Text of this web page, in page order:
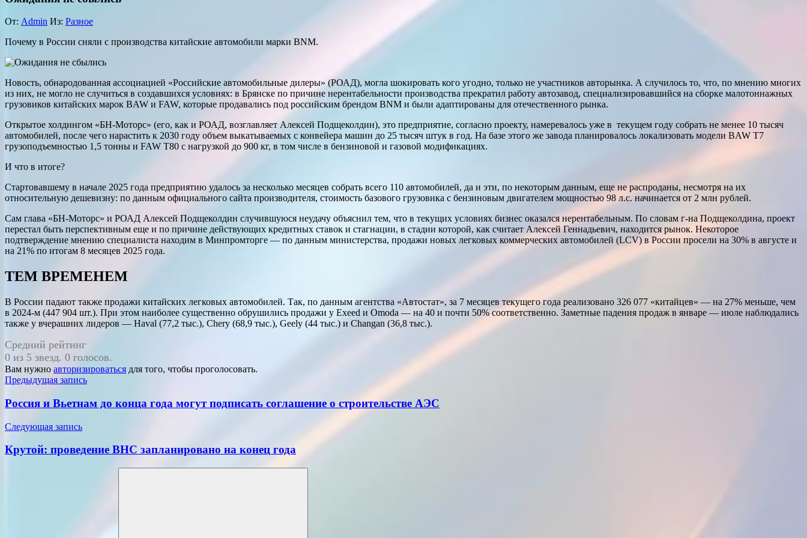
От: Admin Из: Разное
Почему в России сняли с производства китайские автомобили марки BNM.
Новость, обнародованная ассоциацией «Российские автомобильные дилеры» (РОАД), могла шокировать кого угодно, только не участников авторынка. А случилось то, что, по мнению многих
из них, не могло не случиться в создавшихся условиях: в Брянске по причине нерентабельности производства прекратил работу автозавод, специализировавшийся на сборке малотоннажных
грузовиков китайских марок BAW и FAW, которые продавались под российским брендом BNM и были адаптированы для отечественного рынка.
Открытое холдингом «БН-Моторс» (его, как и РОАД, возглавляет Алексей Подщеколдин), это предприятие, согласно проекту, намеревалось уже в текущем году собрать не менее 10 тысяч
автомобилей, после чего нарастить к 2030 году объем выкатываемых с конвейера машин до 25 тысяч штук в год. На базе этого же завода планировалось локализовать модели BAW T7
грузоподъемностью 1,5 тонны и FAW T80 с нагрузкой до 900 кг, в том числе в бензиновой и газовой модификациях.
И что в итоге?
Стартовавшему в начале 2025 года предприятию удалось за несколько месяцев собрать всего 110 автомобилей, да и эти, по некоторым данным, еще не распроданы, несмотря на их
относительную дешевизну: по данным официального сайта производителя, стоимость базового грузовика с бензиновым двигателем мощностью 98 л.с. начинается от 2 млн рублей.
Сам глава «БН-Моторс» и РОАД Алексей Подщеколдин случившуюся неудачу объяснил тем, что в текущих условиях бизнес оказался нерентабельным. По словам г-на Подщеколдина, проект
перестал быть перспективным еще и по причине действующих кредитных ставок и стагнации, в стадии которой, как считает Алексей Геннадьевич, находится рынок. Некоторое
подтверждение мнению специалиста находим в Минпромторге — по данным министерства, продажи новых легковых коммерческих автомобилей (LCV) в России просели на 30% в августе и
на 21% по итогам 8 месяцев 2025 года.
ТЕМ ВРЕМЕНЕМ
В России падают также продажи китайских легковых автомобилей. Так, по данным агентства «Автостат», за 7 месяцев текущего года реализовано 326 077 «китайцев» — на 27% меньше, чем
в 2024-м (447 904 шт.). При этом наиболее существенно обрушились продажи у Exeed и Omoda — на 40 и почти 50% соответственно. Заметные падения продаж в январе — июле наблюдались
также у вчерашних лидеров — Haval (77,2 тыс.), Chery (68,9 тыс.), Geely (44 тыс.) и Changan (36,8 тыс.).
Средний рейтинг
0 из 5 звезд. 0 голосов.
Вам нужно авторизироваться для того, чтобы проголосовать.
Навигация
по
Предыдущая запись
Россия и Вьетнам до конца года могут подписать соглашение о строительстве АЭС
Следующая запись
Крутой: проведение ВНС запланировано на конец года